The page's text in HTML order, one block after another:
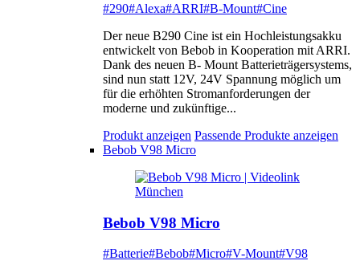
#290#Alexa#ARRI#B-Mount#Cine
Der neue B290 Cine ist ein Hochleistungsakku
entwickelt von Bebob in Kooperation mit ARRI.
Dank des neuen B- Mount Batterieträgersystems,
sind nun statt 12V, 24V Spannung möglich um
für die erhöhten Stromanforderungen der
moderne und zukünftige...
Produkt anzeigen Passende Produkte anzeigen
Bebob V98 Micro
Bebob V98 Micro
#Batterie#Bebob#Micro#V-Mount#V98